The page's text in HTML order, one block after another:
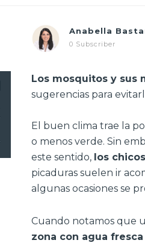
Anabella
0 Subscriber
Los mosquitos y sus
sugerencias para
El buen clima trae la
o menos verde. Sin
este sentido, los chicos
picaduras suelen ir
algunas ocasiones se
Cuando notamos que
zona con agua